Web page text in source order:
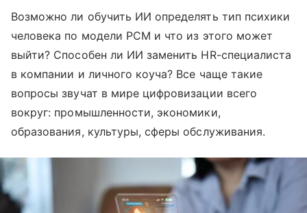
Возможно ли обучить ИИ определять тип психики
человека по модели PCM и что из этого может
выйти? Способен ли ИИ заменить HR-специалиста
в компании и личного коуча? Все чаще такие
вопросы звучат в мире цифровизации всего
вокруг: промышленности, экономики,
образования, культуры, сферы обслуживания.